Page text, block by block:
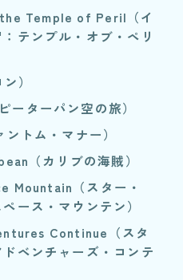
Temple of Peril（イ
テンプル・オブ・ペリ
）
ターパン空の旅）
トム・マナー）
（カリブの海賊）
Mountain（スター・
ース・マウンテン）
Continue（スタ
ベンチャーズ・コンテ